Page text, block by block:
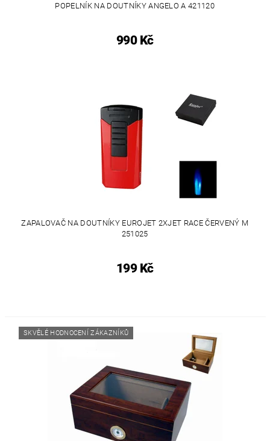
POPELNÍK NA DOUTNÍKY ANGELO A 421120
990 Kč
ZAPALOVAČ NA DOUTNÍKY EUROJET 2XJET RACE ČERVENÝ M
251025
199 Kč
SKVĚLÉ HODNOCENÍ ZÁKAZNÍKŮ